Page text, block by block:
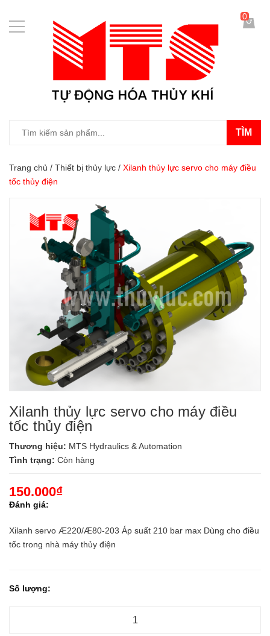
TÌM
0
Trang chủ / Thiết bị thủy lực / Xilanh thủy lực servo cho máy điều
tốc thủy điện
Xilanh thủy lực servo cho máy điều
tốc thủy điện
Thương hiệu: MTS Hydraulics & Automation
Tình trạng: Còn hàng
150.000₫
Đánh giá:
Xilanh servo Æ220/Æ80-203 Áp suất 210 bar max Dùng cho điều
tốc trong nhà máy thủy điện
Số lượng: